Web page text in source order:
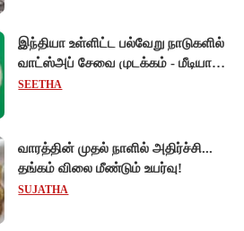
இந்தியா உள்ளிட்ட பல்வேறு நாடுகளில்
வாட்ஸ்அப் சேவை முடக்கம் - மீடியா
கோப்புகளை அனுப்ப முடியாமல்
SEETHA
வாரத்தின் முதல் நாளில் அதிர்ச்சி...
தங்கம் விலை மீண்டும் உயர்வு!
SUJATHA